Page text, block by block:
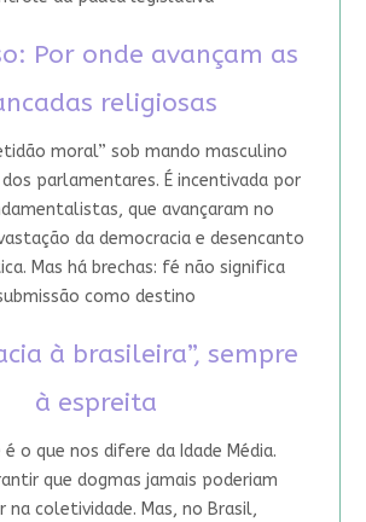
Por onde avançam as
religiosas
moral” sob mando masculino
parlamentares. É incentivada por
que avançaram no
da democracia e desencanto
Mas há brechas: fé não significa
como destino
à brasileira”, sempre
à espreita
é o que nos difere da Idade Média.
que dogmas jamais poderiam
na coletividade. Mas, no Brasil,